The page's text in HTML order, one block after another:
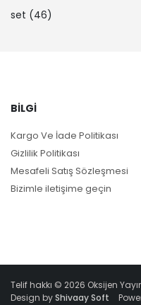
set (46)
BILGI
Kargo Ve İade Politikası
Gizlilik Politikası
Mesafeli Satış Sözleşmesi
Bizimle iletişime geçin
Telif hakkı © 2026 Oksijen
Design byShivaay Soft